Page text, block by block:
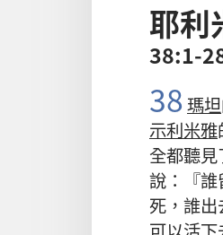
耶利
38:1-
38 瑪坦
示利米雅
全都聽見
說 ：『誰
死 ， 誰